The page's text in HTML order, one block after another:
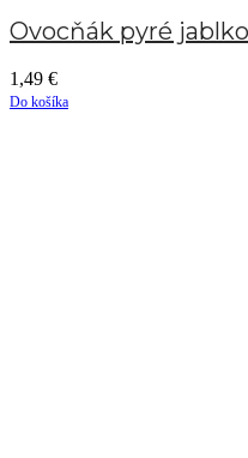
Ovocňák pyré
1,49 €
Do košíka